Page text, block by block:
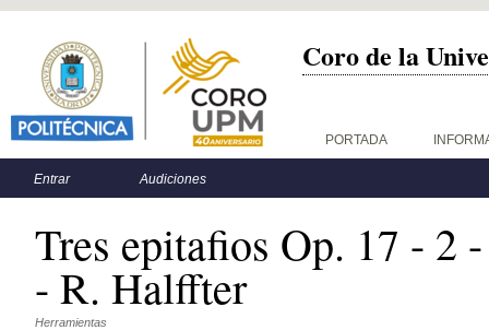
Coro de la
Menú principal PORTADA
Menú secundario
Entrar Audiciones
Tres epitafios Op. 17 - 2
- R. Halffter
Herramientas